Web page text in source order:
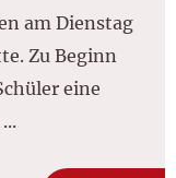
am Dienstag
Zu Beginn
eine